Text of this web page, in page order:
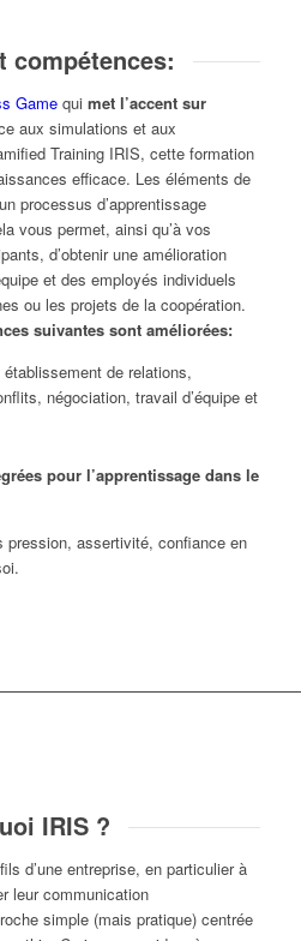
compétences:
Gamequi met l’accent sur
aux simulations et aux
Training IRIS, cette formation
efficace. Les éléments de
processus d’apprentissage
vous permet, ainsi qu’à vos
d’obtenir une amélioration
et des employés individuels
ou les projets de la coopération.
suivantes sont améliorées:
de relations,
négociation, travail d’équipe et
pour l’apprentissage dans le
pression, assertivité, confiance en
IRIS ?
d’une entreprise, en particulier à
leur communication
simple (mais pratique) centrée